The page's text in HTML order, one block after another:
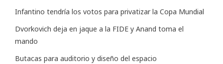
Infantino tendría los votos para privatizar la Copa Mundial
Dvorkovich deja en jaque a la FIDE y Anand toma el
mando
Butacas para auditorio y diseño del espacio